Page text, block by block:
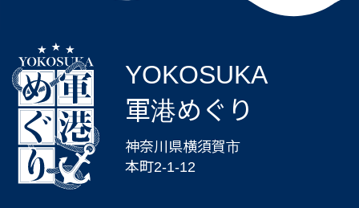
YOKOSUKA
軍港めぐり
神奈川県横須賀市
本町2-1-12